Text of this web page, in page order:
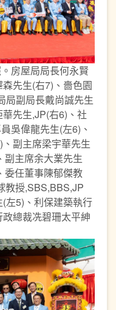
房屋局局長何永賢
先生(右7)、嗇色園
局副局長戴尚誠先生
先生,JP(右6)、社
吳偉龍先生(左6)、
副主席梁宇華先生
副主席余大業先生
委任董事陳郁傑教
教授,SBS,BBS,JP
左5)、利保建築執行
總裁冼碧珊太平紳